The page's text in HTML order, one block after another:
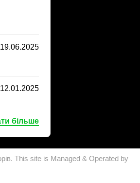
19.06.2025
12.01.2025
більше
This site is Managed & Operated by